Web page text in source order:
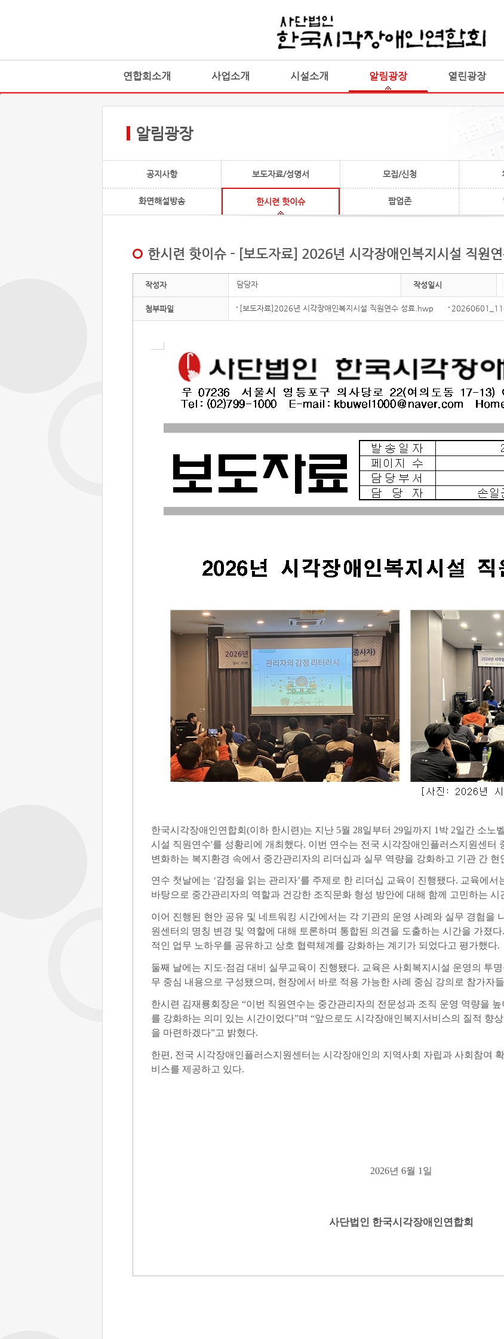
연합회소개 사업소개 시설소개 알림광장 열린광장
알림광장
공지사항 보도자료/성명서 모집/신청
화면해설방송 한시련 핫이슈 팝업존
한시련 핫이슈 - [보도자료] 2026년 시각장애인복지시설 직원
작성자 담당자 작성일시
첨부파일 [보도자료]2026년 시각장애인복지시설 직원연수 성료.hwp
한국시각장애인연합회 (이하 한시련)는 지난 5월 28일부터 29일까지 1 박 2일간 소노
시설 직원연수'를 성황리에 개최했다. 이번 연수는 전국 시각장애인플러스지원센터
변화하는 복지환경 속에서 중간관리자의 리더십과 실무 역량을 강화하고 기관 간
연수 첫날에는 ‘감정을 읽는 관리자’를 주제로 한 리더십 교육이 진행됐다. 교육에서
바탕으로 중간관리자의 역할과 건강한 조직문화 형성 방안에 대해 함께 고민하는 시
이어 진행된 현안 공유 및 네트워킹 시간에서는 각 기관의 운영 사례와 실무 경험을
원센터의 명칭 변경 및 역할에 대해 토론하며 통합된 의견을 도출하는 시간을 가졌다.
적인 업무 노하우를 공유하고 상호 협력체계를 강화하는 계기가 되었다고 평가했다.
둘째 날에는 지도 ·점검 대비 실무교육이 진행됐다. 교육은 사회복지시설 운영의 투
무 중심 내용으로 구성됐으며 , 현장에서 바로 적용 가능한 사례 중심 강의로 참가자
한시련 김재룡회장은 “이번 직원연수는 중간관리자의 전문성과 조직 운영 역량을
를 강화하는 의미 있는 시간이었다”며 “앞으로도 시각장애인복지서비스의 질적 향
을 마련하겠다”고 밝혔다.
한편 , 전국 시각장애인플러스지원센터는 시각장애인의 지역사회 자립과 사회참여
비스를 제공하고 있다.
2026년 6월 1 일
사단법인 한국시각장애인연합회